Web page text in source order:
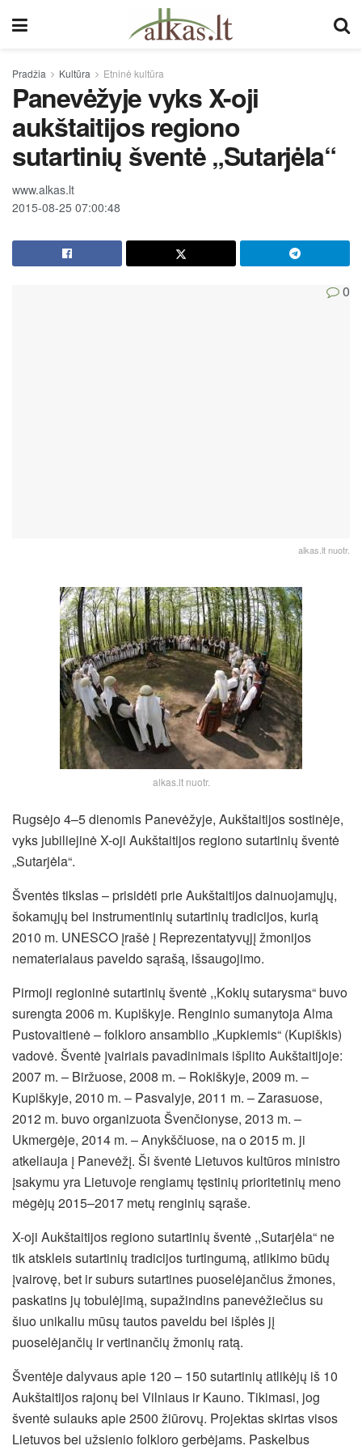
Pradžia Kultūra Etninė kultūra
Panevėžyje vyks X-oji
aukštaitijos regiono
sutartinių šventė „Sutarjėla“
www.alkas.lt
2015-08-25 07:00:48
0
alkas.lt nuotr.
alkas.lt nuotr.
Rugsėjo 4–5 dienomis Panevėžyje, Aukštaitijos sostinėje,
vyks jubiliejinė X-oji Aukštaitijos regiono sutartinių šventė
„Sutarjėla“.
Šventės tikslas – prisidėti prie Aukštaitijos dainuojamųjų,
šokamųjų bei instrumentinių sutartinių tradicijos, kurią
2010 m. UNESCO įrašė į Reprezentatyvųjį žmonijos
nematerialaus paveldo sąrašą, išsaugojimo.
Pirmoji regioninė sutartinių šventė ,,Kokių sutarysma“ buvo
surengta 2006 m. Kupiškyje. Renginio sumanytoja Alma
Pustovaitienė – folkloro ansamblio „Kupkiemis“ (Kupiškis)
vadovė. Šventė įvairiais pavadinimais išplito Aukštaitijoje:
2007 m. – Biržuose, 2008 m. – Rokiškyje, 2009 m. –
Kupiškyje, 2010 m. – Pasvalyje, 2011 m. – Zarasuose,
2012 m. buvo organizuota Švenčionyse, 2013 m. –
Ukmergėje, 2014 m. – Anykščiuose, na o 2015 m. ji
atkeliauja į Panevėžį. Ši šventė Lietuvos kultūros ministro
įsakymu yra Lietuvoje rengiamų tęstinių prioritetinių meno
mėgėjų 2015–2017 metų renginių sąraše.
X-oji Aukštaitijos regiono sutartinių šventė ,,Sutarjėla“ ne
tik atskleis sutartinių tradicijos turtingumą, atlikimo būdų
įvairovę, bet ir suburs sutartines puoselėjančius žmones,
paskatins jų tobulėjimą, supažindins panevėžiečius su
šiuo unikaliu mūsų tautos paveldu bei išplės jį
puoselėjančių ir vertinančių žmonių ratą.
Šventėje dalyvaus apie 120 – 150 sutartinių atlikėjų iš 10
Aukštaitijos rajonų bei Vilniaus ir Kauno. Tikimasi, jog
šventė sulauks apie 2500 žiūrovų. Projektas skirtas visos
Lietuvos bei užsienio folkloro gerbėjams. Paskelbus